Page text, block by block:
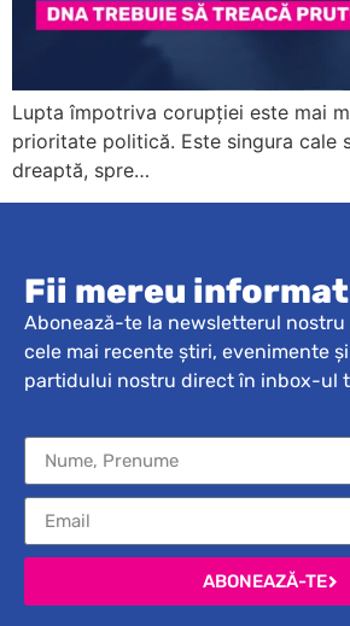
Lupta împotriva corupției este mai
prioritate politică. Este singura cale
dreaptă, spre…
Fii mereu
Abonează-te la newsletterul
cele mai recente știri, evenimente
partidului nostru direct în inbox-ul
ABONEAZĂ-TE